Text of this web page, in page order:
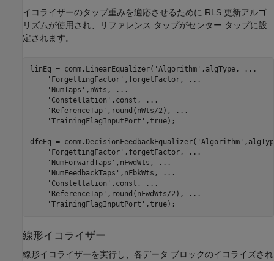
イコライザーのタップ重みを適応させるために RLS 更新アルゴ
リズムが使用され、リファレンス タップがセンター タップに設
定されます。
linEq = comm.LinearEqualizer( 'Algorithm' ,algType,
...
'ForgettingFactor' ,forgetFactor,
...
'NumTaps' ,nWts,
...
'Constellation' ,const,
...
'ReferenceTap' ,round(nWts/2),
...
'TrainingFlagInputPort' ,true);
dfeEq = comm.DecisionFeedbackEqualizer( 'Algorithm'
'ForgettingFactor' ,forgetFactor,
...
'NumForwardTaps' ,nFwdWts,
...
'NumFeedbackTaps' ,nFbkWts,
...
'Constellation' ,const,
...
'ReferenceTap' ,round(nFwdWts/2),
...
'TrainingFlagInputPort'
線形イコライザー
線形イコライザーを実行し、各データ ブロックのイコライズされ